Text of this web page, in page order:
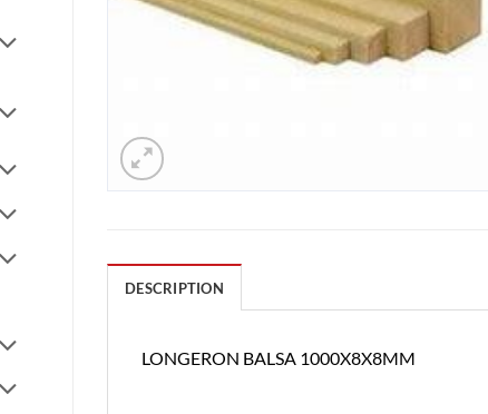
DESCRIPTION
LONGERON BALSA 1000X8X8MM